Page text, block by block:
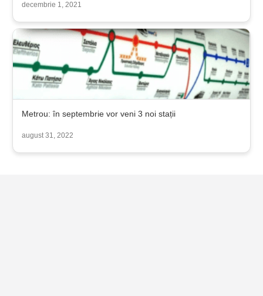
decembrie 1, 2021
Metrou: în septembrie vor veni 3 noi stații
august 31, 2022